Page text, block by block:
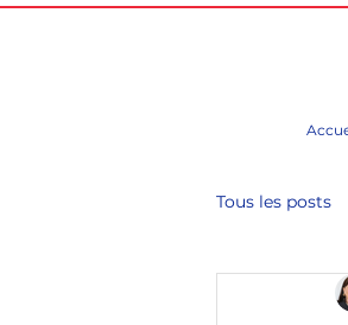
Tous les posts